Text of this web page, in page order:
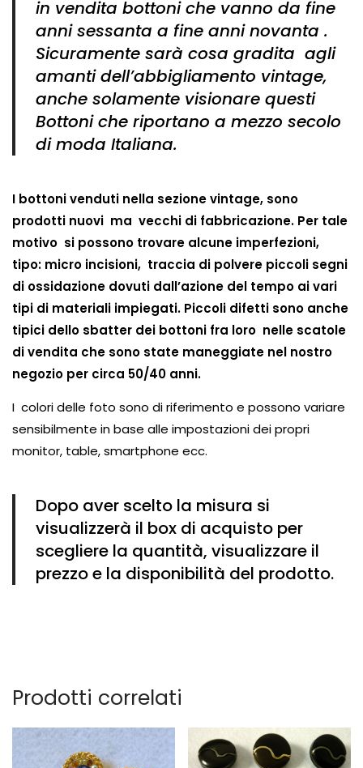
in vendita bottoni che vanno da fine
anni sessanta a fine anni novanta .
Sicuramente sarà cosa gradita agli
amanti dell’abbigliamento vintage,
anche solamente visionare questi
Bottoni che riportano a mezzo secolo
di moda Italiana.
I bottoni venduti nella sezione vintage, sono
prodotti nuovi ma vecchi di fabbricazione. Per tale
motivo si possono trovare alcune imperfezioni,
tipo: micro incisioni, traccia di polvere piccoli segni
di ossidazione dovuti dall’azione del tempo ai vari
tipi di materiali impiegati. Piccoli difetti sono anche
tipici dello sbatter dei bottoni fra loro nelle scatole
di vendita che sono state maneggiate nel nostro
negozio per circa 50/40 anni.
I colori delle foto sono di riferimento e possono variare
sensibilmente in base alle impostazioni dei propri
monitor, table, smartphone ecc.
Dopo aver scelto la misura si
visualizzerà il box di acquisto per
scegliere la quantità, visualizzare il
prezzo e la disponibilità del prodotto.
Prodotti correlati